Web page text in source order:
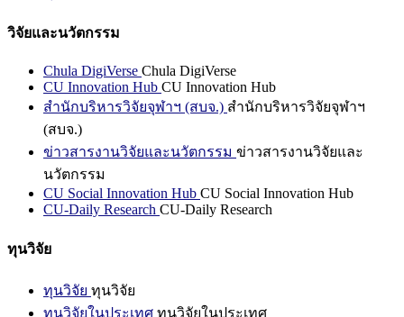
วิจัยและนวัตกรรม
Chula DigiVerse Chula DigiVerse
CU Innovation Hub CU Innovation Hub
สำนักบริหารวิจัยจุฬาฯ (สบจ.) สำนักบริหารวิจัยจุฬาฯ
(สบจ.)
ข่าวสารงานวิจัยและนวัตกรรม ข่าวสารงานวิจัยและ
นวัตกรรม
CU Social Innovation Hub CU Social Innovation Hub
CU-Daily Research CU-Daily Research
ทุนวิจัย
ทุนวิจัย ทุนวิจัย
ทุนวิจัยในประเทศ ทุนวิจัยในประเทศ